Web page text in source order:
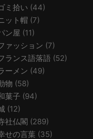
ミ拾い (44)
ット帽 (7)
ン屋 (11)
ァッション (7)
ランス語落語 (52)
ーメン (49)
物 (58)
菓子 (94)
(12)
社仏閣 (289)
せの言葉 (35)